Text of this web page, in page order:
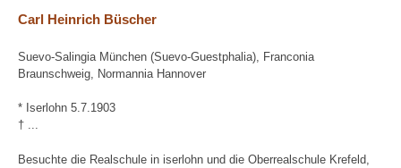
Carl Heinrich Büscher
Suevo-Salingia München (Suevo-Guestphalia), Franconia
Braunschweig, Normannia Hannover
* Iserlohn 5.7.1903
† ...
Besuchte die Realschule in iserlohn und die Oberrealschule Krefeld,